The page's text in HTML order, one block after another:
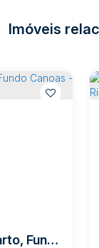
Imóveis
Sobrado com 1 quarto, Fundo Canoas - Rio do Sul